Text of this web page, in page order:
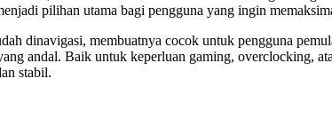
pilihan utama bagi pengguna yang ingin
dinavigasi, membuatnya cocok untuk pengguna
andal. Baik untuk keperluan gaming, overclocking,
stabil.